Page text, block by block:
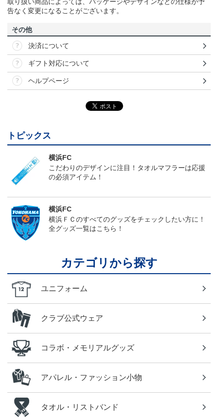
告なく変更になることがございます。
その他
決済について
ギフト対応について
ヘルプページ
トピックス
横浜FC
こだわりのデザインに注目！タオルマフラーは応援
の必須アイテム！
横浜FC
横浜ＦＣのすべてのグッズをチェックしたい方に！
全グッズ一覧はこちら！
カテゴリから探す
ユニフォーム
クラブ公式ウェア
コラボ・メモリアルグッズ
アパレル・ファッション小物
タオル・リストバンド